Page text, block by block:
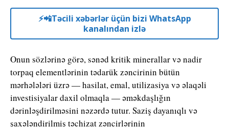
⚡️📲Təcili xəbərlər üçün bizi WhatsApp
kanalından izlə
Onun sözlərinə görə, sənəd kritik minerallar və nadir
torpaq elementlərinin tədarük zəncirinin bütün
mərhələləri üzrə — hasilat, emal, utilizasiya və əlaqəli
investisiyalar daxil olmaqla — əməkdaşlığın
dərinləşdirilməsini nəzərdə tutur. Saziş dayanıqlı və
şaxələndirilmiş təchizat zəncirlərinin